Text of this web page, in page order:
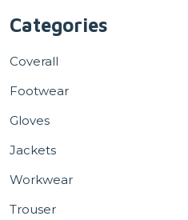
Categories
Coverall
Footwear
Gloves
Jackets
Workwear
Trouser